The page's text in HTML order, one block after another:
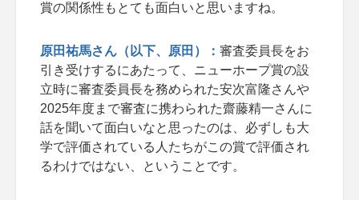
賞の関係性もとても面白いと思いますね。
原田祐馬さん（以下、原田）： 審査委員長をお
引き受けするにあたって、ニューホープ賞の設
立時に審査委員長を務められた安次富隆さんや
2025年度まで審査に携わられた齋藤精一さんに
話を聞いて面白いなと思ったのは、必ずしも大
学で評価されている人たちがこの賞で評価され
るわけではない、ということです。